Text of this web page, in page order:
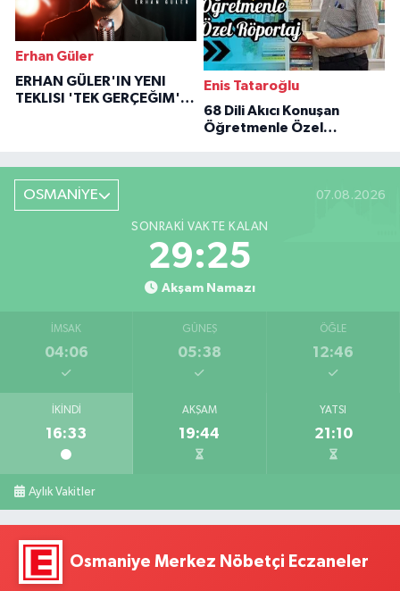
Erhan Güler
ERHAN GÜLER'IN YENI
TEKLISI 'TEK GERÇEĞIM'LE
Enis Tataroğlu
68 Dili Akıcı Konuşan
Öğretmenle Özel
OSMANİYE 07.08.2026
SONRAKI VAKTE KALAN
29:24
Akşam Namazı
İMSAK
04:06
GÜNEŞ
05:38
ÖĞLE
12:46
İKINDI
16:33
AKŞAM
19:44
YATSI
21:10
Aylık Vakitler
Osmaniye Merkez Nöbetçi Eczaneler